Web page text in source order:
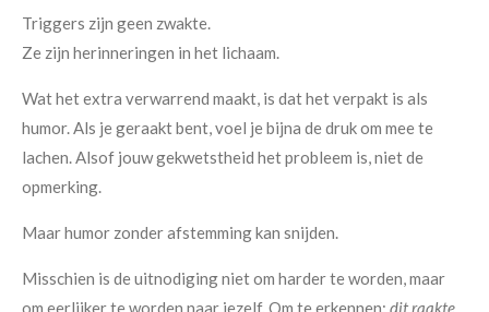
Triggers zijn geen zwakte.
Ze zijn herinneringen in het lichaam.
Wat het extra verwarrend maakt, is dat het verpakt is als
humor. Als je geraakt bent, voel je bijna de druk om mee te
lachen. Alsof jouw gekwetstheid het probleem is, niet de
opmerking.
Maar humor zonder afstemming kan snijden.
Misschien is de uitnodiging niet om harder te worden, maar